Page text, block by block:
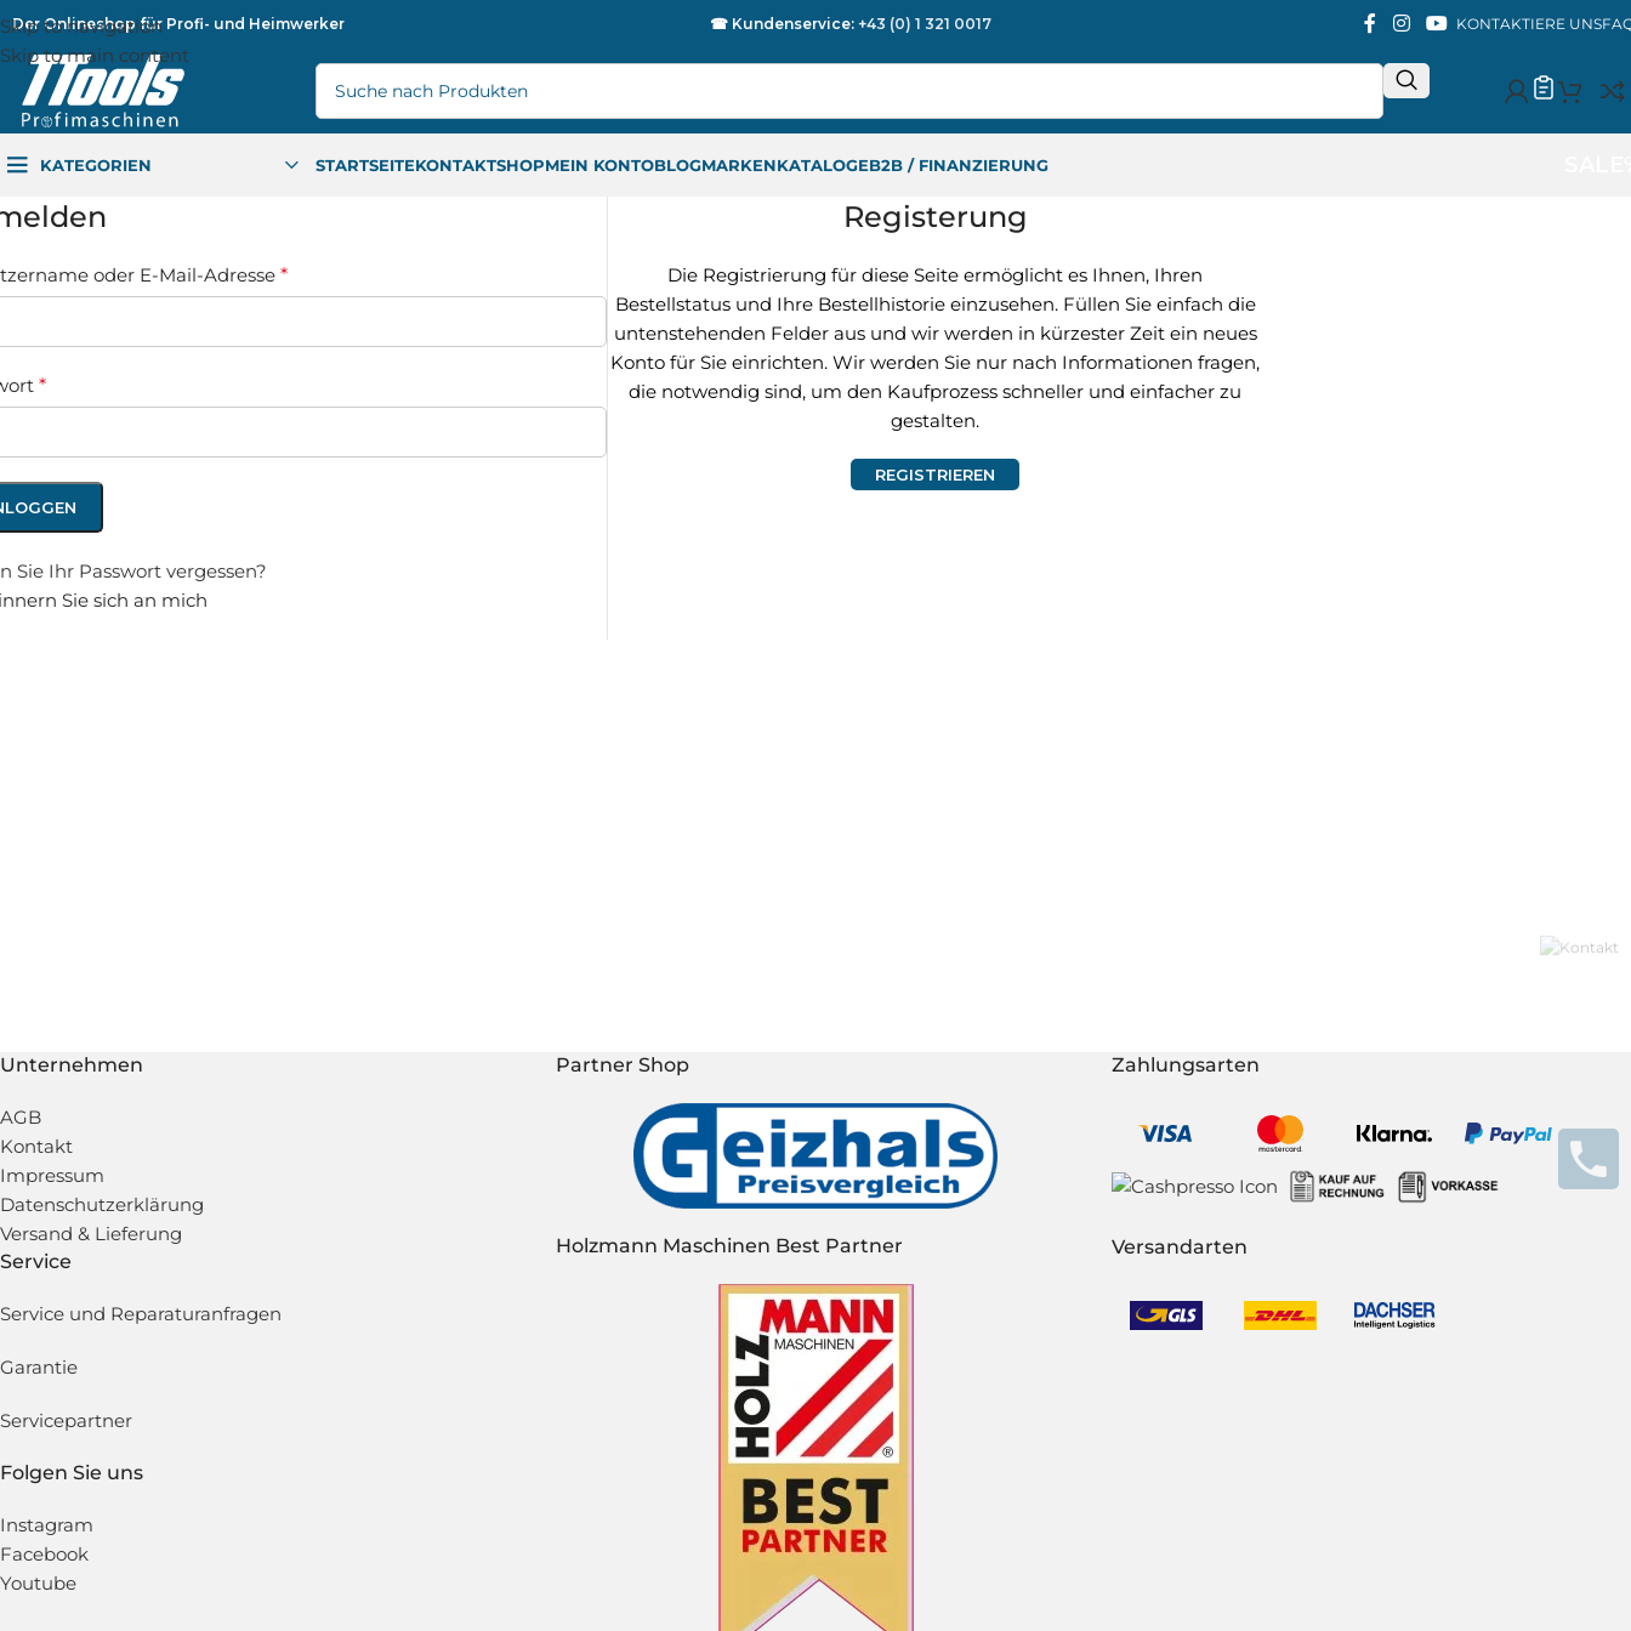
Skip to navigation
Skip to main content
Der Onlineshop für Profi- und Heimwerker ☎ Kundenservice: +43 (0) 1 321 0017 KONTAKTIERE UNS
KATEGORIEN STARTSEITEKONTAKTSHOPMEIN KONTOBLOGMARKENKATALOGEB2B / FINANZIERUNG
oder E-Mail-Adresse *
*
Sie Ihr Passwort vergessen?
Sie sich an mich
Registerung
Die Registrierung für diese Seite ermöglicht es Ihnen, Ihren
Bestellstatus und Ihre Bestellhistorie einzusehen. Füllen Sie einfach die
untenstehenden Felder aus und wir werden in kürzester Zeit ein neues
Konto für Sie einrichten. Wir werden Sie nur nach Informationen fragen,
die notwendig sind, um den Kaufprozess schneller und einfacher zu
gestalten.
REGISTRIEREN
Unternehmen
AGB
Kontakt
Impressum
Datenschutzerklärung
Versand & Lieferung
Service
Service und Reparaturanfragen
Garantie
Servicepartner
Folgen Sie uns
Instagram
Facebook
Youtube
Partner Shop
Holzmann Maschinen Best Partner
Zahlungsarten
Versandarten